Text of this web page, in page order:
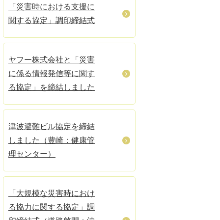
「災害時における支援に
関する協定」調印締結式
ヤフー株式会社と「災害
に係る情報発信等に関す
る協定」を締結しました
津波避難ビル協定を締結
しました（豊崎：健康管
理センター）
「大規模な災害時におけ
る協力に関する協定」調